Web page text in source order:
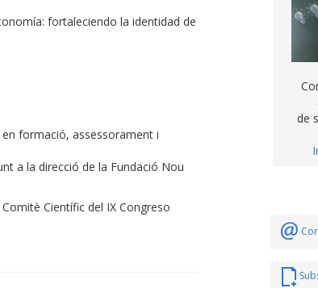
fortaleciendo la identidad de
formació, assessorament i
a la direcció de la Fundació Nou
Científic del IX Congreso
de